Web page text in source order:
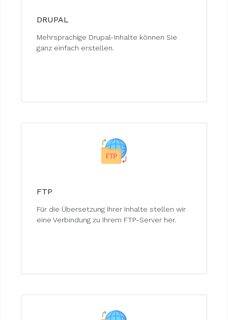
DRUPAL
Mehrsprachige Drupal-Inhalte können Sie
ganz einfach erstellen.
FTP
Für die Übersetzung Ihrer Inhalte stellen wir
eine Verbindung zu Ihrem FTP-Server her.